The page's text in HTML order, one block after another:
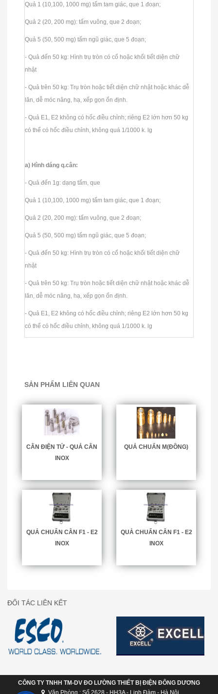
Quả 1 (10,100, 1000 mg) tấm tam giác, que 1 đoạn;
Quả 2 (20, 200 mg): tấm vuông, que 2 đoạn;
Quả 5 (50, 500 mg) tấm ngũ giác, que 5 đoạn;
- Quả đến 50 kg: Hình trụ tròn có cổ hoặc khối tiết diện chữ
nhật
- Quả trên 50 kg: Trụ tròn hoặc tiết diện chữ nhật hoặc khác dễ
lăn, dễ móc nâng, hạ, xếp gọn ổn định.
- Quả E1, E2 không có hốc điều chỉnh; riêng E2 lớn hơn 50 kg
có thể có hốc điều chỉnh, không quá 1/1000 k. lg
a) Hình dáng q.cân:
- Quả đến 1g: dạng tấm, que
Quả 1 (10,100, 1000 mg) tấm tam giác, que 1 đoạn;
Quả 2 (20, 200 mg): tấm vuông, que 2 đoạn;
Quả 5 (50, 500 mg) tấm ngũ giác, que 5 đoạn;
- Quả đến 50 kg: Hình trụ tròn có cổ hoặc khối tiết diện chữ
nhật
- Quả trên 50 kg: Trụ tròn hoặc tiết diện chữ nhật hoặc khác dễ
lăn, dễ móc nâng, hạ, xếp gọn ổn định.
- Quả E1, E2 không có hốc điều chỉnh; riêng E2 lớn hơn 50 kg
có thể có hốc điều chỉnh, không quá 1/1000 k. lg
SẢN PHẨM LIÊN QUAN
CÂN ĐIỆN TỬ - QUẢ CÂN
INOX
QUẢ CHUẨN M(ĐỒNG)
QUẢ CHUẨN CÂN F1 - E2
INOX
QUẢ CHUẨN CÂN F1 - E2
INOX
ĐỐI TÁC LIÊN KẾT
CÔNG TY TNHH TM-DV ĐO LƯỜNG THIẾT BỊ ĐIỆN ĐÔNG DƯƠNG
Văn Phòng : Số 2628 - HH3A - Linh Đàm - Hà Nội